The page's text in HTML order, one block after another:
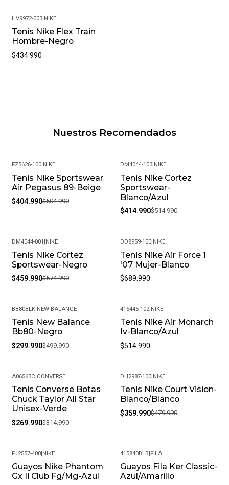
HV9972-003|NIKE
Tenis Nike Flex Train
Hombre-Negro
$434.990
Nuestros Recomendados
-20%
FZ5626-100|NIKE
Tenis Nike Sportswear
Air Pegasus 89-Beige
$404.990$504.990
-19%
DM4044-103|NIKE
Tenis Nike Cortez
Sportswear-
Blanco/Azul
$414.990$514.990
-20%
DM4044-001 |NIKE
Tenis Nike Cortez
Sportswear-Negro
$459.990$574.990
DD8959-100|NIKE
Tenis Nike Air Force 1
'07 Mujer-Blanco
$689.990
-40%
BB80BLK|NEW BALANCE
Tenis New Balance
Bb80-Negro
$299.990$499.990
415445-102|NIKE
Tenis Nike Air Monarch
Iv-Blanco/Azul
$514.990
-14%
A06563C|CONVERSE
Tenis Converse Botas
Chuck Taylor All Star
Unisex-Verde
$269.990$314.990
-25%
DH2987-100|NIKE
Tenis Nike Court Vision-
Blanco/Blanco
$359.990$479.990
-20%
FJ2557-400|NIKE
Guayos Nike Phantom
Gx Ii Club Fg/Mg-Azul
-31%
415840BLB|FILA
Guayos Fila Ker Classic-
Azul/Amarillo